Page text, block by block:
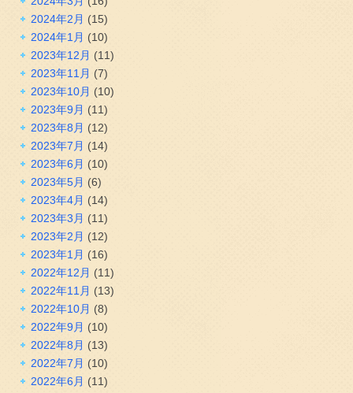
2024年2月 (15)
2024年1月 (10)
2023年12月 (11)
2023年11月 (7)
2023年10月 (10)
2023年9月 (11)
2023年8月 (12)
2023年7月 (14)
2023年6月 (10)
2023年5月 (6)
2023年4月 (14)
2023年3月 (11)
2023年2月 (12)
2023年1月 (16)
2022年12月 (11)
2022年11月 (13)
2022年10月 (8)
2022年9月 (10)
2022年8月 (13)
2022年7月 (10)
2022年6月 (11)